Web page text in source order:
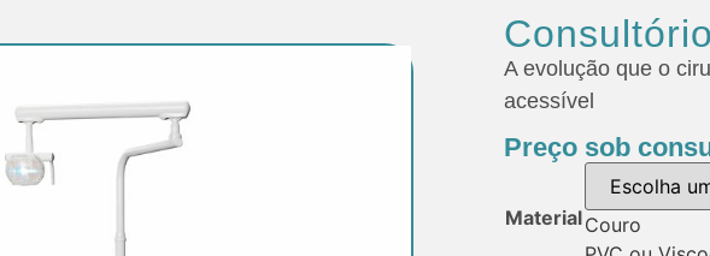
A evolução que o
acessível
Preço sob
MaterialCouro